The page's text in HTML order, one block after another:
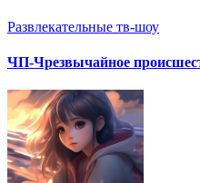
Развлекательные тв-шоу
ЧП-Чрезвычайное